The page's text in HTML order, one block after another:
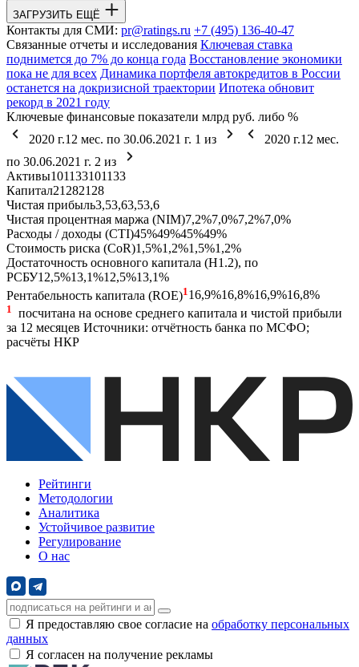
ЗАГРУЗИТЬ ЕЩЁ
Контакты для СМИ: pr@ratings.ru +7 (495) 136-40-47
Связанные отчеты и исследования Ключевая ставка
поднимется до 7% до конца года Восстановление экономики
пока не для всех Динамика портфеля автокредитов в России
останется на докризисной траектории Ипотека обновит
рекорд в 2021 году
Ключевые финансовые показатели млрд руб. либо %
2020 г.12 мес. по 30.06.2021 г. 1 из 2020 г.12 мес.
по 30.06.2021 г. 2 из
Активы101133101133
Капитал21 2821 28
Чистая прибыль3,53,63,53,6
Чистая процентная маржа (NIM)7,2%7,0%7,2%7,0%
Расходы / доходы (CTI)45%49%45%49%
Стоимость риска (CoR)1,5%1,2%1,5%1,2%
Достаточность основного капитала (Н1.2), по
РСБУ12,5%13,1%12,5%13,1%
Рентабельность капитала (ROE)1 16,9%16,8%16,9%16,8%
1
посчитана на основе среднего капитала и чистой прибыли
за 12 месяцев Источники: отчётность банка по МСФО;
расчёты НКР
Рейтинги
Методологии
Аналитика
Устойчивое развитие
Регулирование
О нас
Я предоставляю свое согласие на обработку персональных
данных
Я согласен на получение рекламы